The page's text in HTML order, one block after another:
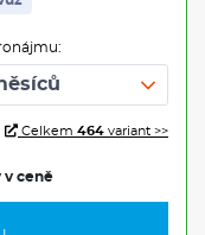
Celkem 464 variant >>
v ceně